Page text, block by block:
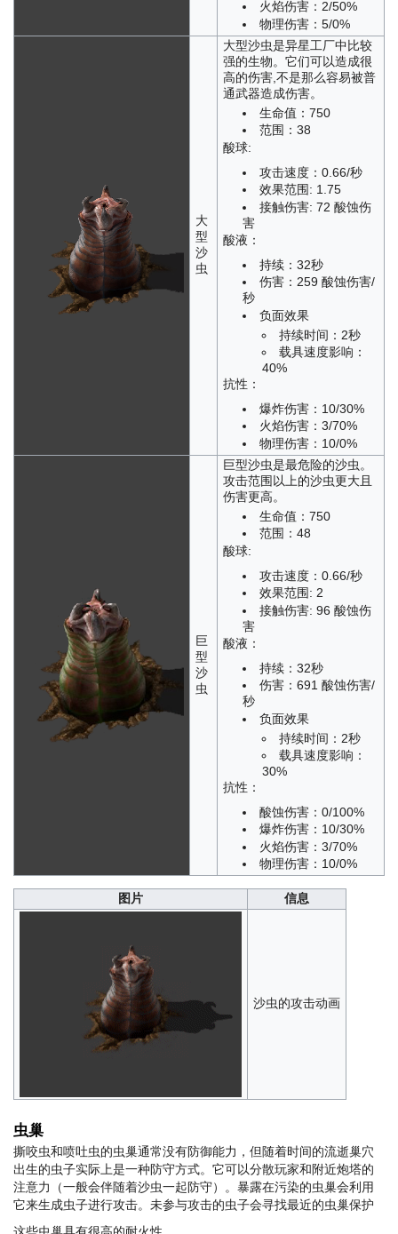
火焰伤害：2/50%
物理伤害：5/0%
大
型
沙
虫
大型沙虫是异星工厂中比较
强的生物。它们可以造成很
高的伤害,不是那么容易被普
通武器造成伤害。
生命值：750
范围：38
酸球:
攻击速度：0.66/秒
效果范围: 1.75
接触伤害: 72 酸蚀伤
害
酸液：
持续：32秒
伤害：259 酸蚀伤害/
秒
负面效果
持续时间：2秒
载具速度影响：
40%
抗性：
爆炸伤害：10/30%
火焰伤害：3/70%
物理伤害：10/0%
巨
型
沙
虫
巨型沙虫是最危险的沙虫。
攻击范围以上的沙虫更大且
伤害更高。
生命值：750
范围：48
酸球:
攻击速度：0.66/秒
效果范围: 2
接触伤害: 96 酸蚀伤
害
酸液：
持续：32秒
伤害：691 酸蚀伤害/
秒
负面效果
持续时间：2秒
载具速度影响：
30%
抗性：
酸蚀伤害：0/100%
爆炸伤害：10/30%
火焰伤害：3/70%
物理伤害：10/0%
图片 信息
沙虫的攻击动画
虫巢
撕咬虫和喷吐虫的虫巢通常没有防御能力，但随着时间的流逝巢穴
出生的虫子实际上是一种防守方式。它可以分散玩家和附近炮塔的
注意力（一般会伴随着沙虫一起防守）。暴露在污染的虫巢会利用
它来生成虫子进行攻击。未参与攻击的虫子会寻找最近的虫巢保护